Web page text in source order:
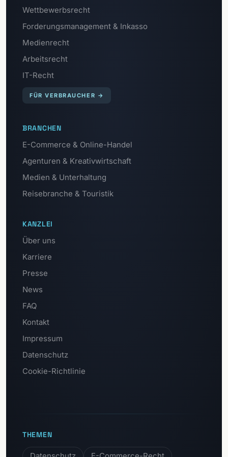
Wettbewerbsrecht
Forderungsmanagement & Inkasso
Medienrecht
Arbeitsrecht
IT-Recht
FÜR VERBRAUCHER →
BRANCHEN
E-Commerce & Online-Handel
Agenturen & Kreativwirtschaft
Medien & Unterhaltung
Reisebranche & Touristik
KANZLEI
Über uns
Karriere
Presse
News
FAQ
Kontakt
Impressum
Datenschutz
Cookie-Richtlinie
THEMEN